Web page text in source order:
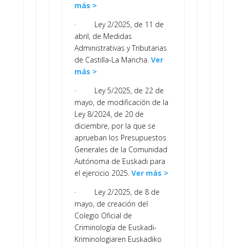
más >
· Ley 2/2025, de 11 de
abril, de Medidas
Administrativas y Tributarias
de Castilla-La Mancha. Ver
más >
· Ley 5/2025, de 22 de
mayo, de modificación de la
Ley 8/2024, de 20 de
diciembre, por la que se
aprueban los Presupuestos
Generales de la Comunidad
Autónoma de Euskadi para
el ejercicio 2025.Ver más >
· Ley 2/2025, de 8 de
mayo, de creación del
Colegio Oficial de
Criminología de Euskadi-
Kriminologiaren Euskadiko